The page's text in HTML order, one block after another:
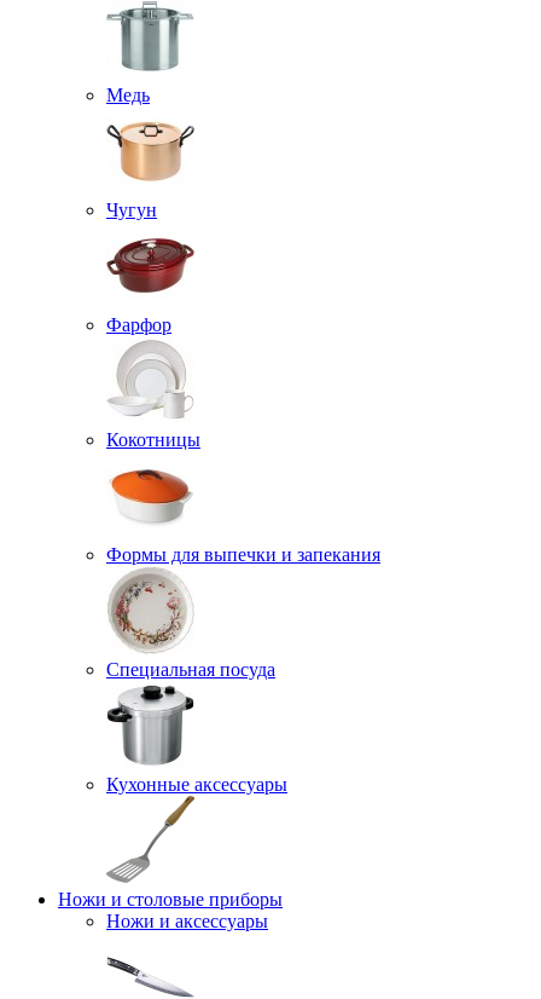
Медь
Чугун
Фарфор
Кокотницы
Формы для выпечки и запекания
Специальная посуда
Кухонные аксессуары
Ножи и столовые приборы
Ножи и аксессуары